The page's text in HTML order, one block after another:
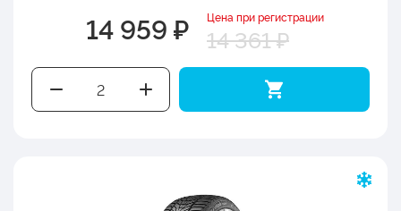
14 959 ₽ Цена при регистрации
14 361 ₽